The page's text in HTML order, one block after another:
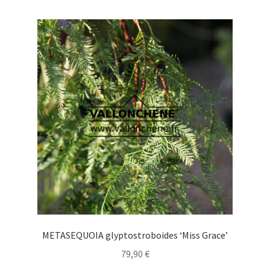
opciones
se
pueden
elegir
en
la
página
de
producto
METASEQUOIA glyptostroboides ‘Miss Grace’
79,90 €